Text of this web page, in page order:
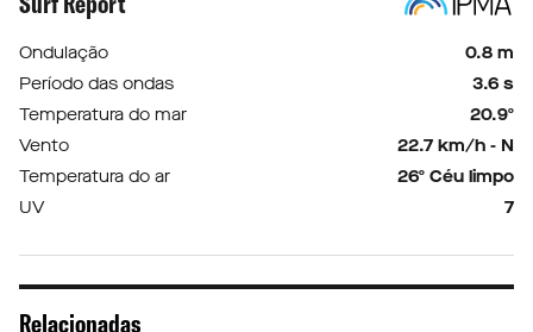
Ondulação
0.8 m
Período das ondas
3.6 s
Temperatura do mar
20.9º
Vento
22.7 km/h - N
Temperatura do ar
26º Céu limpo
UV
7
Relacionadas